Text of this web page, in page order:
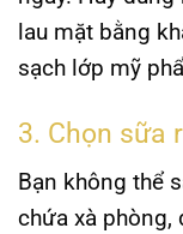
lau mặt bằng
sạch lớp mỹ
3. Chọn sữa
Bạn không thể
chứa xà phòng,